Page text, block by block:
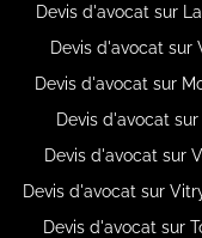
Devis d'avocat sur
Devis d'avocat sur
Devis d'avocat sur
Devis d'avocat
Devis d'avocat sur
Devis d'avocat sur
Devis d'avocat sur